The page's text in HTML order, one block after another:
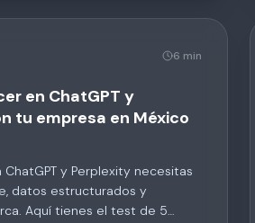
6 min
en ChatGPT y
tu empresa en México
ChatGPT y Perplexity necesitas
datos estructurados y
Aquí tienes el test de 5